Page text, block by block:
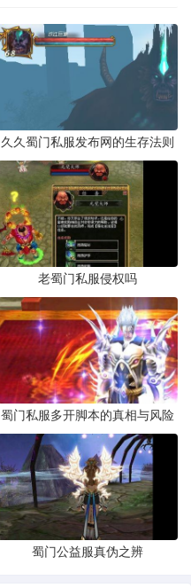
久久蜀门私服发布网的生存法则
老蜀门私服侵权吗
蜀门私服多开脚本的真相与风险
蜀门公益服真伪之辨